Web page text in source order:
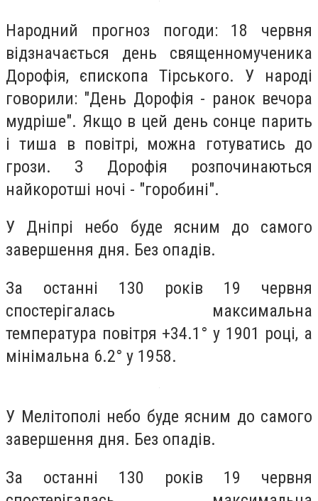
Народний прогноз погоди: 18 червня
відзначається день священномученика
Дорофія, єпископа Тірського. У народі
говорили: "День Дорофія - ранок вечора
мудріше". Якщо в цей день сонце парить
і тиша в повітрі, можна готуватись до
грози. З Дорофія розпочинаються
найкоротші ночі - "горобині".
У Дніпрі небо буде ясним до самого
завершення дня. Без опадів.
За останні 130 років 19 червня
спостерігалась максимальна
температура повітря +34.1° у 1901 році, а
мінімальна 6.2° у 1958.
У Мелітополі небо буде ясним до самого
завершення дня. Без опадів.
За останні 130 років 19 червня